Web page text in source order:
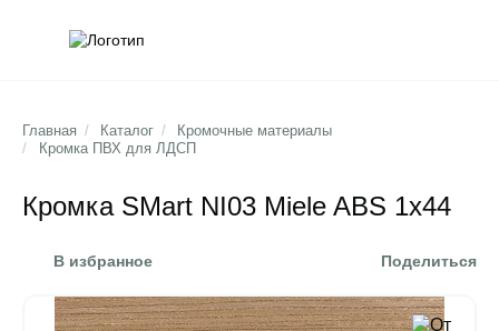
Главная / Каталог /
Кромочные материалы
/
Кромка ПВХ для ЛДСП
Кромка SMart NI03 Miele ABS 1x44
В избранное Поделиться